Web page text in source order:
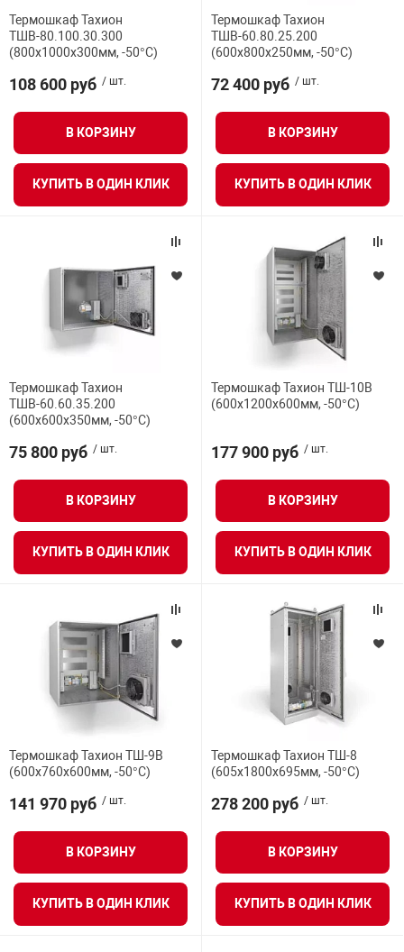
средства охраны
ключи
сигнализации
безопасность
Термошкаф Тахион
ТШВ-80.100.30.300
(800х1000х300мм, -50°С)
108 600 руб / шт.
В КОРЗИНУ
КУПИТЬ В ОДИН КЛИК
Термошкаф Тахион
ТШВ-60.80.25.200
(600х800х250мм, -50°С)
72 400 руб / шт.
В КОРЗИНУ
КУПИТЬ В ОДИН КЛИК
Термошкаф Тахион
ТШВ-60.60.35.200
(600х600х350мм, -50°С)
75 800 руб / шт.
В КОРЗИНУ
КУПИТЬ В ОДИН КЛИК
Термошкаф Тахион ТШ-10В
(600х1200х600мм, -50°С)
177 900 руб / шт.
В КОРЗИНУ
КУПИТЬ В ОДИН КЛИК
Термошкаф Тахион ТШ-9В
(600х760х600мм, -50°С)
141 970 руб / шт.
В КОРЗИНУ
КУПИТЬ В ОДИН КЛИК
Термошкаф Тахион ТШ-8
(605х1800х695мм, -50°С)
278 200 руб / шт.
В КОРЗИНУ
КУПИТЬ В ОДИН КЛИК